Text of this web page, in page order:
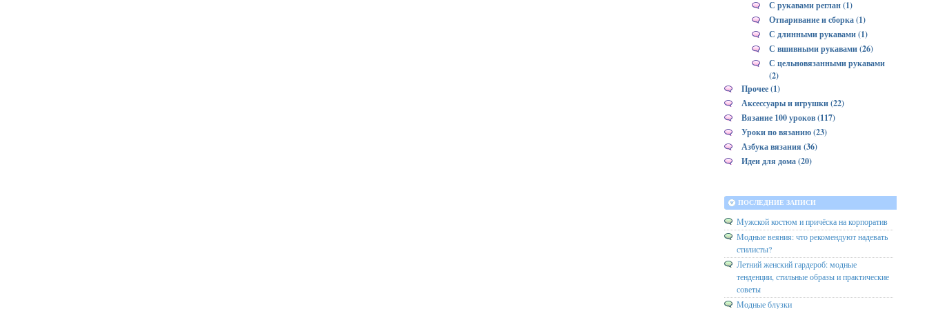
С рукавами реглан (1)
Отпаривание и сборка (1)
С длинными рукавами (1)
С вшивными рукавами (26)
С цельновязанными рукавами
(2)
Прочее (1)
Аксессуары и игрушки (22)
Вязание 100 уроков (117)
Уроки по вязанию (23)
Азбука вязания (36)
Идеи для дома (20)
ПОСЛЕДНИЕ ЗАПИСИ
Мужской костюм и причёска на корпоратив
Модные веяния: что рекомендуют надевать
стилисты?
Летний женский гардероб: модные
тенденции, стильные образы и практические
советы
Модные блузки